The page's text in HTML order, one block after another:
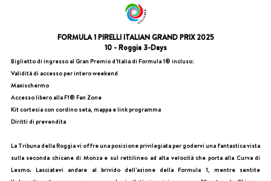
FORMULA 1 PIRELLI ITALIAN GRAND PRIX 2025
10 - Roggia 3-Days
Biglietto di ingresso al Gran Premio d'Italia di Formula 1® incluso:
Validità di accesso per intero weekend
Maxischermo
Accesso libero alla F1® Fan Zone
Kit cortesia con cordino seta, mappa e link programma
Diritti di prevendita
La Tribuna della Roggia vi offre una posizione privilegiata per godervi una fantastica vista
sulla seconda chicane di Monza e sul rettilineo ad alta velocità che porta alla Curva di
Lesmo. Lasciatevi andare al brivido dell'azione della Formula 1, mentre sentite